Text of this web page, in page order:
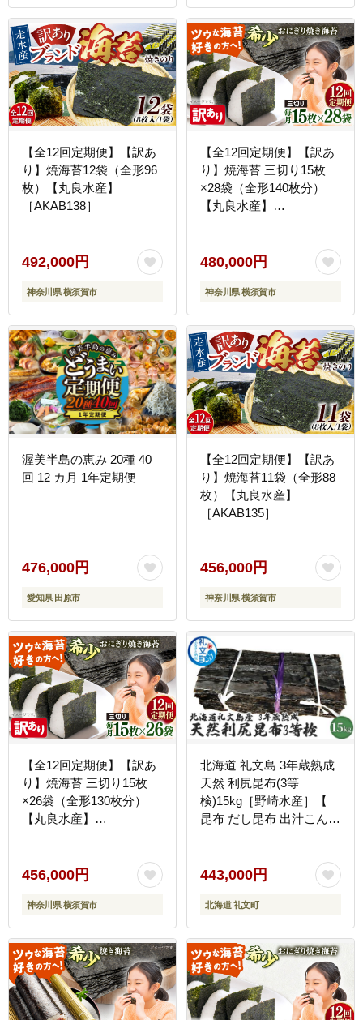
【全12回定期便】【訳あ
り】焼海苔12袋（全形96
枚）【丸良水産】
［AKAB138］
492,000円
神奈川県 横須賀市
【全12回定期便】【訳あ
り】焼海苔 三切り15枚
×28袋（全形140枚分）
【丸良水産】
480,000円
神奈川県 横須賀市
渥美半島の恵み 20種 40
回 12 カ月 1年定期便
476,000円
愛知県 田原市
【全12回定期便】【訳あ
り】焼海苔11袋（全形88
枚）【丸良水産】
［AKAB135］
456,000円
神奈川県 横須賀市
【全12回定期便】【訳あ
り】焼海苔 三切り15枚
×26袋（全形130枚分）
【丸良水産】
456,000円
神奈川県 横須賀市
北海道 礼文島 3年蔵熟成
天然 利尻昆布(3等
検)15kg［野崎水産］【
昆布 だし昆布 出汁こんぶ
】
443,000円
北海道 礼文町